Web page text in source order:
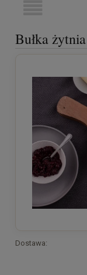
Bułka żytnia
Dostawa: